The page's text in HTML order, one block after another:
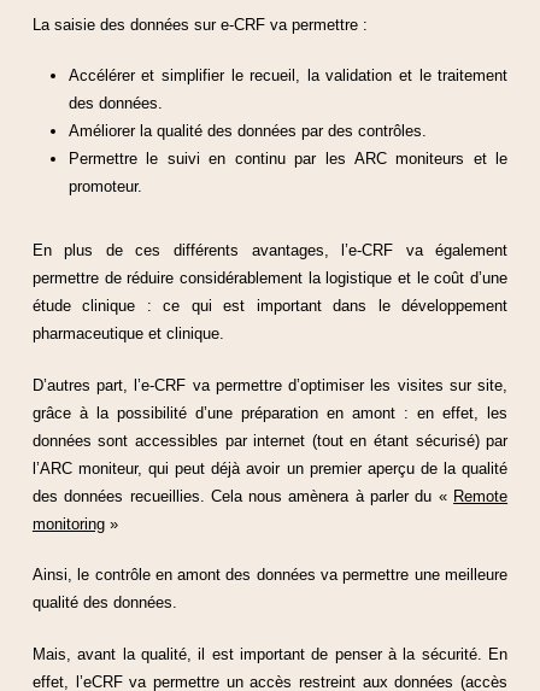
La saisie des données sur e-CRF va permettre :
Accélérer et simplifier le recueil, la validation et le traitement
des données.
Améliorer la qualité des données par des contrôles.
Permettre le suivi en continu par les ARC moniteurs et le
promoteur.
En plus de ces différents avantages, l’e-CRF va également
permettre de réduire considérablement la logistique et le coût d’une
étude clinique : ce qui est important dans le développement
pharmaceutique et clinique.
D’autres part, l’e-CRF va permettre d’optimiser les visites sur site,
grâce à la possibilité d’une préparation en amont : en effet, les
données sont accessibles par internet (tout en étant sécurisé) par
l’ARC moniteur, qui peut déjà avoir un premier aperçu de la qualité
des données recueillies. Cela nous amènera à parler du « Remote
monitoring»
Ainsi, le contrôle en amont des données va permettre une meilleure
qualité des données.
Mais, avant la qualité, il est important de penser à la sécurité. En
effet, l’eCRF va permettre un accès restreint aux données (accès